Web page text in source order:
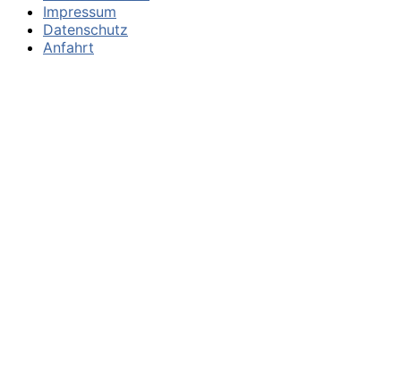
Impressum
Datenschutz
Anfahrt